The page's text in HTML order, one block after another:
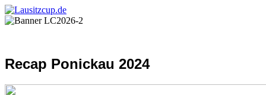
Recap Ponickau 2024